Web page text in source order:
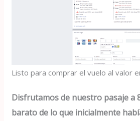
Listo para comprar el vuelo al valor
Disfrutamos de nuestro pasaje a
barato de lo que inicialmente